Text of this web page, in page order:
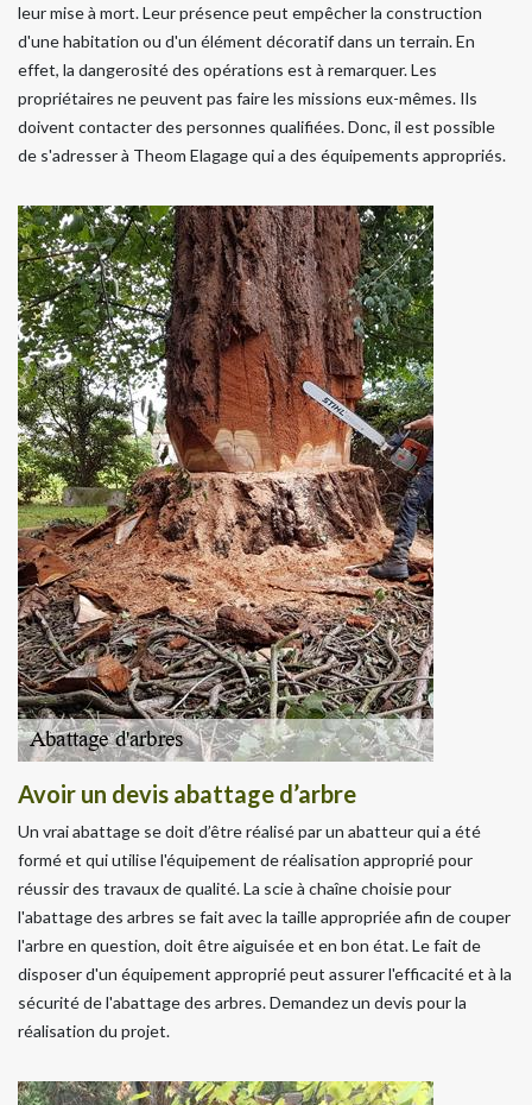
leur mise à mort. Leur présence peut empêcher la construction
d'une habitation ou d'un élément décoratif dans un terrain. En
effet, la dangerosité des opérations est à remarquer. Les
propriétaires ne peuvent pas faire les missions eux-mêmes. Ils
doivent contacter des personnes qualifiées. Donc, il est possible
de s'adresser à Theom Elagage qui a des équipements appropriés.
Avoir un devis abattage d’arbre
Un vrai abattage se doit d’être réalisé par un abatteur qui a été
formé et qui utilise l'équipement de réalisation approprié pour
réussir des travaux de qualité. La scie à chaîne choisie pour
l'abattage des arbres se fait avec la taille appropriée afin de couper
l'arbre en question, doit être aiguisée et en bon état. Le fait de
disposer d'un équipement approprié peut assurer l'efficacité et à la
sécurité de l'abattage des arbres. Demandez un devis pour la
réalisation du projet.